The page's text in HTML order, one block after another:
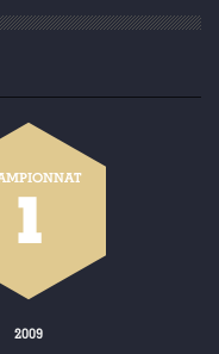
1
2009